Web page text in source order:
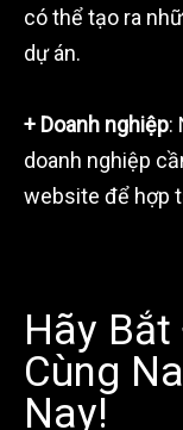
có thể tạo ra
dự án.
+ Doanh nghiệp:
doanh nghiệp
website để hợp
Hãy
Cùng
Nay!